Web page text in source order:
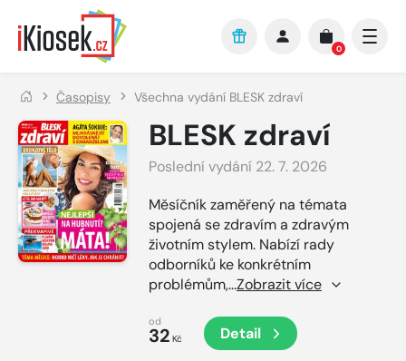
Přejít na hlavní obsah
0
Časopisy Všechna vydání BLESK zdraví
BLESK zdraví
Poslední vydání 22. 7. 2026
Měsíčník zaměřený na témata
spojená se zdravím a zdravým
životním stylem. Nabízí rady
odborníků ke konkrétním
problémům,...Zobrazit více
od
32 Kč Detail